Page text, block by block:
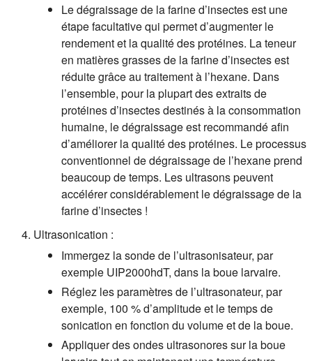
Le dégraissage de la farine d’insectes est une
étape facultative qui permet d’augmenter le
rendement et la qualité des protéines. La teneur
en matières grasses de la farine d’insectes est
réduite grâce au traitement à l’hexane. Dans
l’ensemble, pour la plupart des extraits de
protéines d’insectes destinés à la consommation
humaine, le dégraissage est recommandé afin
d’améliorer la qualité des protéines. Le processus
conventionnel de dégraissage de l’hexane prend
beaucoup de temps. Les ultrasons peuvent
accélérer considérablement le dégraissage de la
farine d’insectes !
Ultrasonication :
Immergez la sonde de l’ultrasonisateur, par
exemple UIP2000hdT, dans la boue larvaire.
Réglez les paramètres de l’ultrasonateur, par
exemple, 100 % d’amplitude et le temps de
sonication en fonction du volume et de la boue.
Appliquer des ondes ultrasonores sur la boue